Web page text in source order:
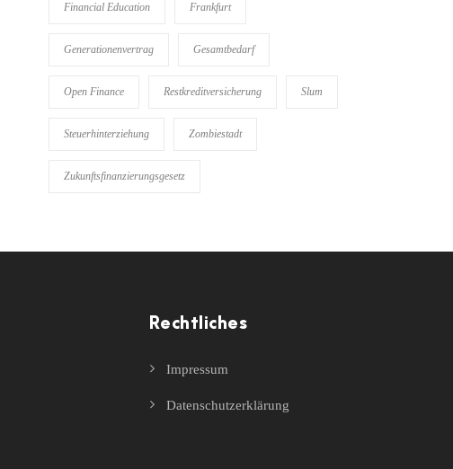
Financial Education Frankfurt
Generationenvertrag Gesamtbedarf
Open Finance Restkreditversicherung Slum
Steuerhinterziehung Zombiestadt
Zukunftsfinanzierungsgesetz
Rechtliches
Impressum
Datenschutzerklärung